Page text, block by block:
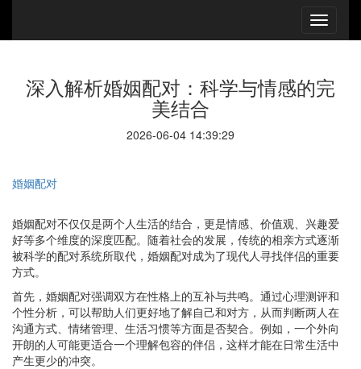
深入解析婚姻配对：科学与情感的完
美结合
2026-06-04 14:39:29
婚姻配对
婚姻配对不仅仅是两个人生活的结合，更是情感、价值观、兴趣爱
好等多个维度的深度匹配。随着社会的发展，传统的相亲方式逐渐
被科学的配对系统所取代，婚姻配对成为了现代人寻找伴侣的重要
方式。
首先，婚姻配对强调双方在性格上的互补与共鸣。通过心理测评和
个性分析，可以帮助人们更好地了解自己和对方，从而判断两人在
沟通方式、情绪管理、生活习惯等方面是否契合。例如，一个外向
开朗的人可能更适合一个理解包容的伴侣，这样才能在日常生活中
产生更少的冲突。